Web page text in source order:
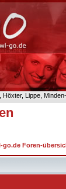
Lippe,
go.de Foren-